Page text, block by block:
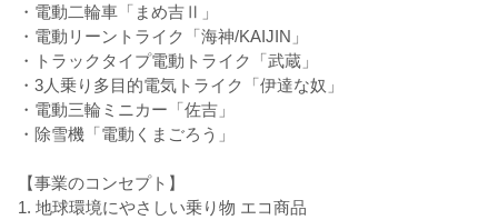
・電動二輪車「まめ吉Ⅱ」
・電動リーントライク「海神/KAIJIN」
・トラックタイプ電動トライク「武蔵」
・3人乗り多目的電気トライク「伊達な奴」
・電動三輪ミニカー「佐吉」
・除雪機「電動くまごろう」
【事業のコンセプト】
1. 地球環境にやさしい乗り物 エコ商品